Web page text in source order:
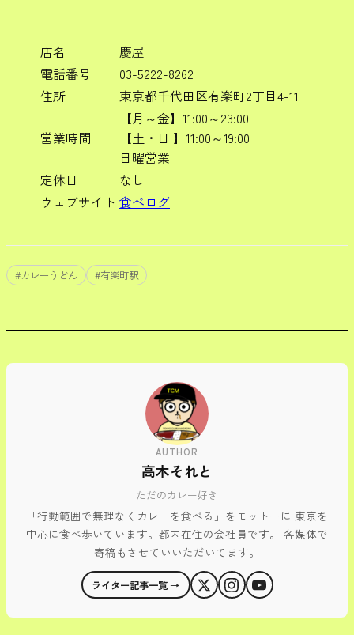
店名
慶屋
電話番号
03-5222-8262
住所
東京都千代田区有楽町2丁目4-11
営業時間
【月～金】11:00～23:00
【土・日 】11:00～19:00
日曜営業
定休日
なし
ウェブサイト 食べログ
#カレーうどん #有楽町駅
AUTHOR
高木それと
ただのカレー好き
「行動範囲で無理なくカレーを食べる」をモットーに 東京を
中心に食べ歩いています。都内在住の会社員です。 各媒体で
寄稿もさせていいただいてます。
ライター記事一覧 →